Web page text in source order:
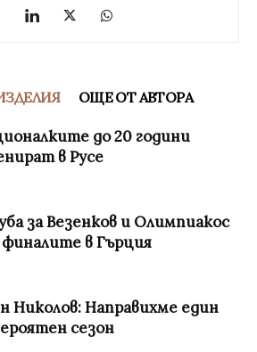
ОЩЕ ОТ АВТОРА
до 20 години
в Русе
за Везенков и Олимпиакос
финалите в Гърция
Николов: Направихме един
сезон